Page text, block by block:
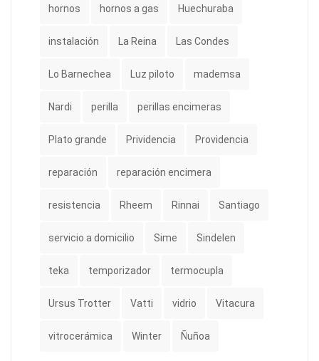
hornos hornos a gas Huechuraba
instalación La Reina Las Condes
Lo Barnechea Luz piloto mademsa
Nardi perilla perillas encimeras
Plato grande Prividencia Providencia
reparación reparación encimera
resistencia Rheem Rinnai Santiago
servicio a domicilio Sime Sindelen
teka temporizador termocupla
Ursus Trotter Vatti vidrio Vitacura
vitrocerámica Winter Ñuñoa